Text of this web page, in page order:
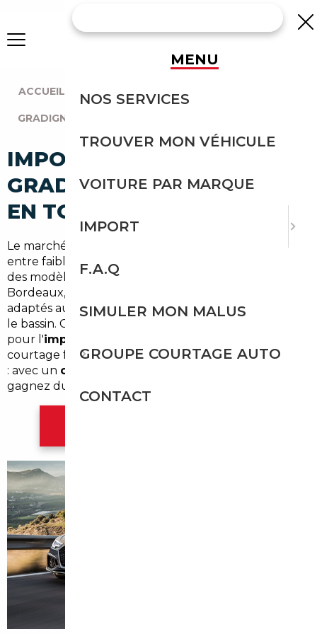
ACCUEIL AGENCE BORDEAUX
GRADIGNAN (33170)
IMPORT VOITURE À
GRADIGNAN : IMPORTEZ
EN TOUTE SÉCURITÉ
Le marché automobile autour de Gradignan évolue
entre faiblesse d'offre locale et forte demande pour
des modèles fiables et récents. En Gironde, près de
Bordeaux, les conducteurs veulent des véhicules
adaptés aux trajets périurbains et aux escapades sur
le bassin. Ce contexte explique l'intérêt croissant
pour l'import occasion Gradignan
courtage facilite l'achat, la vérification et l'importation
: avec un courtier automobile Gradignan
gagnez du temps et évitez les mauvaises surprises.
MENU
NOS SERVICES
TROUVER MON VÉHICULE
VOITURE PAR MARQUE
IMPORT
F.A.Q
SIMULER MON MALUS
GROUPE COURTAGE AUTO
CONTACT